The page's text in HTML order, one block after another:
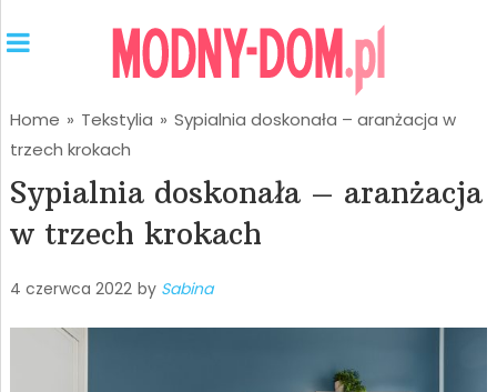
Home » Tekstylia » Sypialnia doskonała – aranżacja w
trzech krokach
Sypialnia doskonała – aranżacja
w trzech krokach
4 czerwca 2022 by Sabina